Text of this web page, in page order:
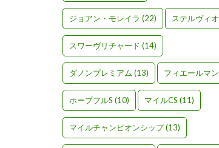
ジョアン・モレイラ (22) ステルヴィオ
スワーヴリチャード (14)
ダノンプレミアム (13) フィエールマン
ホープフルS (10) マイルCS (11)
マイルチャンピオンシップ(13)